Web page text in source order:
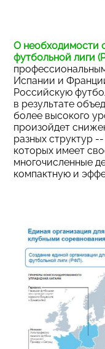
О необходимости
футбольной лиги
Испании и
Российскую
в результате
более высокого
произойдет
разных структур
которых имеет
многочисленные
компактную и